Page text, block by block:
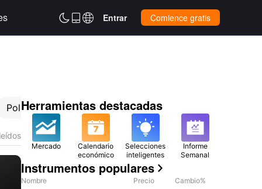
 Entrar Comience gratis
Política
Oro
Herramientas destacadas
Mercado
Calendario
económico
Selecciones
inteligentes
Informe
Semanal
Instrumentos populares
Nombre Precio Cambio%